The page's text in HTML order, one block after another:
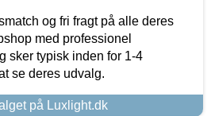
og fri fragt på alle deres
med professionel
sker typisk inden for 1-4
se deres udvalg.
på Luxlight.dk